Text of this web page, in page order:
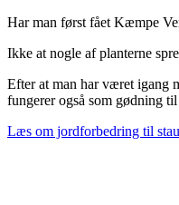
Har man først fået Kæmpe
Ikke at nogle af planterne
Efter at man har været igang
fungerer også som gødning
Læs om jordforbedring til